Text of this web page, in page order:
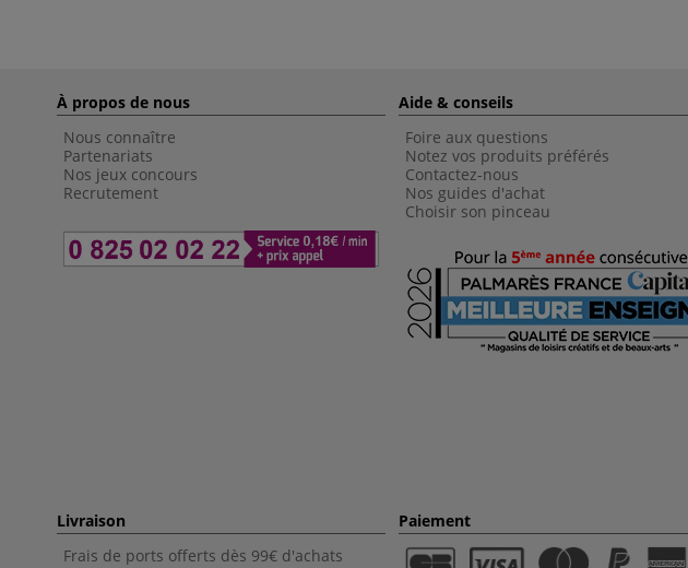
À propos de nous
Nous connaître
Partenariats
Nos jeux concours
Recrutement
Aide & conseils
Foire aux questions
Notez vos produits préférés
Contactez-nous
Nos guides d'achat
Choisir son pinceau
Livraison
Frais de ports offerts dès 99€ d'achats
Paiement